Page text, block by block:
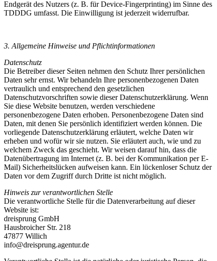
Endgerät des Nutzers (z. B. für Device-Fingerprinting) im Sinne des
TDDDG umfasst. Die Einwilligung ist jederzeit widerrufbar.
3. Allgemeine Hinweise und Pflichtinformationen
Datenschutz
Die Betreiber dieser Seiten nehmen den Schutz Ihrer persönlichen
Daten sehr ernst. Wir behandeln Ihre personenbezogenen Daten
vertraulich und entsprechend den gesetzlichen
Datenschutzvorschriften sowie dieser Datenschutzerklärung. Wenn
Sie diese Website benutzen, werden verschiedene
personenbezogene Daten erhoben. Personenbezogene Daten sind
Daten, mit denen Sie persönlich identifiziert werden können. Die
vorliegende Datenschutzerklärung erläutert, welche Daten wir
erheben und wofür wir sie nutzen. Sie erläutert auch, wie und zu
welchem Zweck das geschieht. Wir weisen darauf hin, dass die
Datenübertragung im Internet (z. B. bei der Kommunikation per E-
Mail) Sicherheitslücken aufweisen kann. Ein lückenloser Schutz der
Daten vor dem Zugriff durch Dritte ist nicht möglich.
Hinweis zur verantwortlichen Stelle
Die verantwortliche Stelle für die Datenverarbeitung auf dieser
Website ist:
dreisprung GmbH
Hausbroicher Str. 218
47877 Willich
info@dreisprung.agentur.de